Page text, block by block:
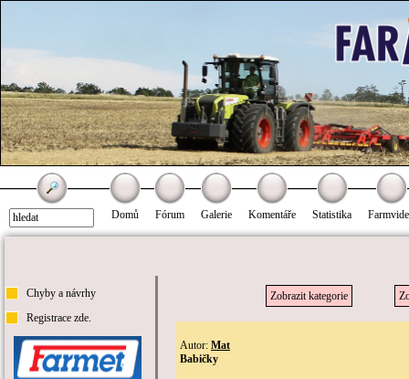
Domů Fórum Galerie Komentáře Statistika
Chyby a návrhy
Registrace zde.
Zobrazit kategorie
Autor: Mat
Babičky